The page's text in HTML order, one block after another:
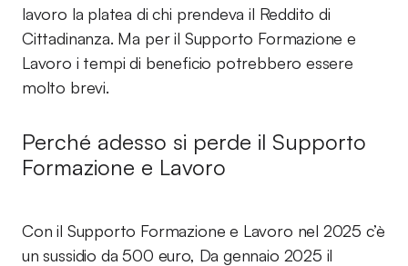
lavoro la platea di chi prendeva il Reddito di
Cittadinanza. Ma per il Supporto Formazione e
Lavoro i tempi di beneficio potrebbero essere
molto brevi.
Perché adesso si perde il Supporto
Formazione e Lavoro
Con il Supporto Formazione e Lavoro nel 2025 c’è
un sussidio da 500 euro, Da gennaio 2025 il